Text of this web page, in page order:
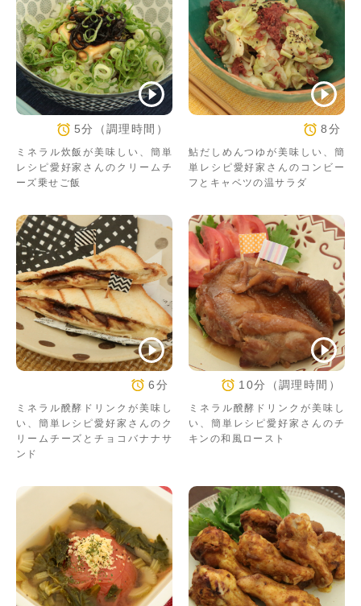
5分（調理時間）
ミネラル炊飯が美味しい、簡単
レシピ愛好家さんのクリームチ
ーズ乗せご飯
8分
鮎だしめんつゆが美味しい、簡
単レシピ愛好家さんのコンビー
フとキャベツの温サラダ
6分
ミネラル醗酵ドリンクが美味し
い、簡単レシピ愛好家さんのク
リームチーズとチョコバナナサ
ンド
10分（調理時間）
ミネラル醗酵ドリンクが美味し
い、簡単レシピ愛好家さんのチ
キンの和風ロースト